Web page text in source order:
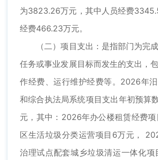
为3823.26万元，其中人员经费
经费466.23万元。
（二）项目支出：是指部门为完
任务或事业发展目标而发生的支出，
作经费、运行维护经费等。2026年
和综合执法局系统项目支出年初预算
元，其中：2026年办公楼租赁经费
区生活垃圾分类运营项目6万元，
治理试点配套城乡垃圾清运一体化项